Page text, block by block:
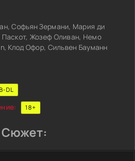
Софьян Зермани, Мария ди
Жозеф Оливан, Немо
Клод Офор, Сильвен Бауманн
DL
18+
Сюжет: